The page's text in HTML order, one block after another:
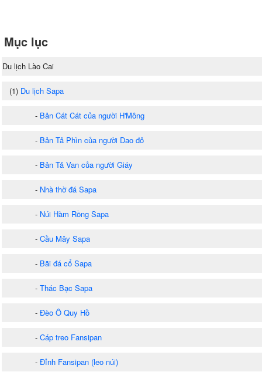
Mục lục
Du lịch Lào Cai
(1) Du lịch Sapa
- Bản Cát Cát của người H'Mông
- Bản Tả Phìn của người Dao đỏ
- Bản Tả Van của người Giáy
- Nhà thờ đá Sapa
- Núi Hàm Rồng Sapa
- Cầu Mây Sapa
- Bãi đá cổ Sapa
- Thác Bạc Sapa
- Đèo Ô Quy Hồ
- Cáp treo Fansipan
- Đỉnh Fansipan (leo núi)